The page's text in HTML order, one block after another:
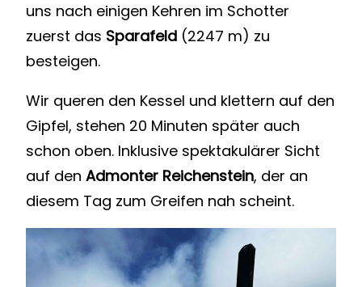
uns nach einigen Kehren im Schotter
zuerst das Sparafeld (2247 m) zu
besteigen.
Wir queren den Kessel und klettern auf den
Gipfel, stehen 20 Minuten später auch
schon oben. Inklusive spektakulärer Sicht
auf den Admonter Reichenstein, der an
diesem Tag zum Greifen nah scheint.